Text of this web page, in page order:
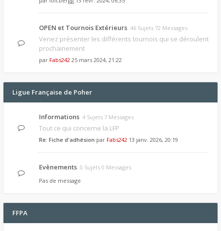
OPEN et Tournois Extérieurs 46 Sujets 72 Messages
Venez présenter les différents tournois qui se déroulent
prochainement
par Fabs242 25 mars 2024, 21:22
Ligue Française de Poher
Informations 4 Sujets 7 Messages
Tout ce qui concerne la LFP
Re: Fiche d'adhésion par Fabs242 13 janv. 2026, 20:19
Evènements 0 Sujets 0 Messages
Pas de message
FFPA